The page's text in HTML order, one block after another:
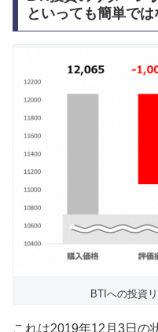
といっても簡単では
BTIへの投資
これは2019年12月3日の